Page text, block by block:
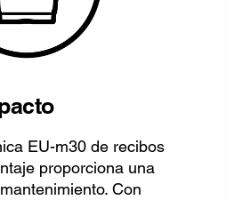
EU-m30 de recibos
proporciona una
Con